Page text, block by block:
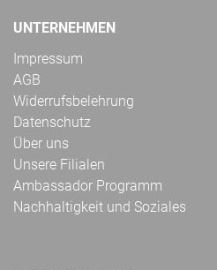
UNTERNEHMEN
Impressum
AGB
Widerrufsbelehrung
Datenschutz
Über uns
Unsere Filialen
Ambassador Programm
Nachhaltigkeit und Soziales